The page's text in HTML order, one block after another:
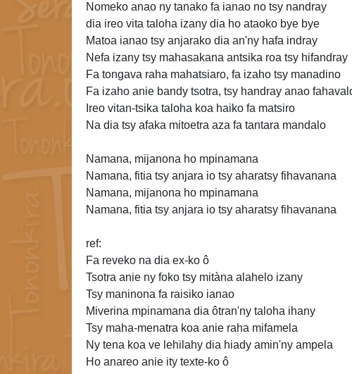
Nomeko anao ny tanako fa ianao no tsy nandray
dia ireo vita taloha izany dia ho ataoko bye bye
Matoa ianao tsy anjarako dia an'ny hafa indray
Nefa izany tsy mahasakana antsika roa tsy hifandray
Fa tongava raha mahatsiaro, fa izaho tsy manadino
Fa izaho anie bandy tsotra, tsy handray anao
Ireo vitan-tsika taloha koa haiko fa matsiro
Na dia tsy afaka mitoetra aza fa tantara mandalo
Namana, mijanona ho mpinamana
Namana, fitia tsy anjara io tsy aharatsy fihavanana
Namana, mijanona ho mpinamana
Namana, fitia tsy anjara io tsy aharatsy fihavanana
ref:
Fa reveko na dia ex-ko ô
Tsotra anie ny foko tsy mitàna alahelo izany
Tsy maninona fa raisiko ianao
Miverina mpinamana dia ôtran'ny taloha ihany
Tsy maha-menatra koa anie raha mifamela
Ny tena koa ve lehilahy dia hiady amin'ny ampela
Ho anareo anie ity texte-ko ô